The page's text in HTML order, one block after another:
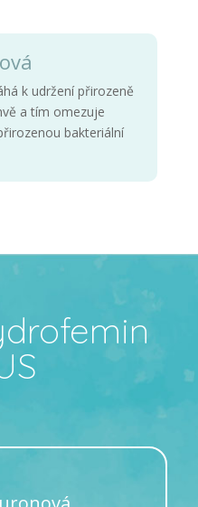
k udržení přirozeně
a tím omezuje
bakteriální